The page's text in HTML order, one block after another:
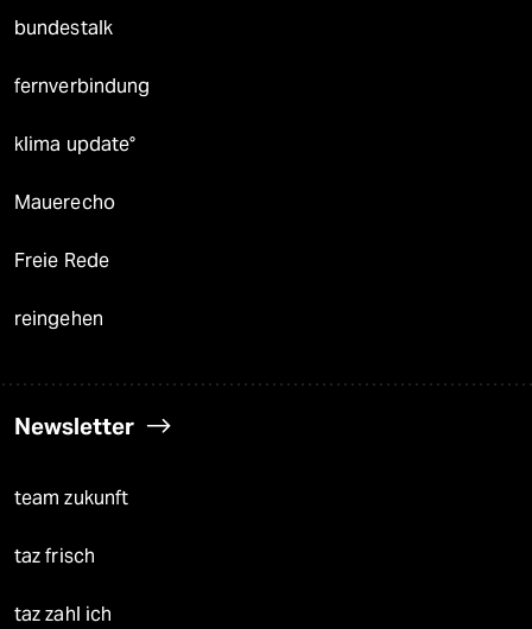
bundestalk
fernverbindung
klima update°
Mauerecho
Freie Rede
reingehen
Newsletter
team zukunft
taz frisch
taz zahl ich